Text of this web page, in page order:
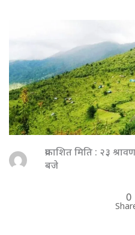
प्रकाशित मिति : २३
बजे
0